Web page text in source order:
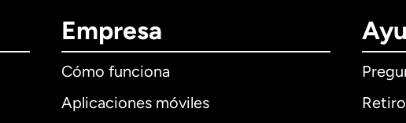
Empresa
Cómo funciona
Aplicaciones móviles